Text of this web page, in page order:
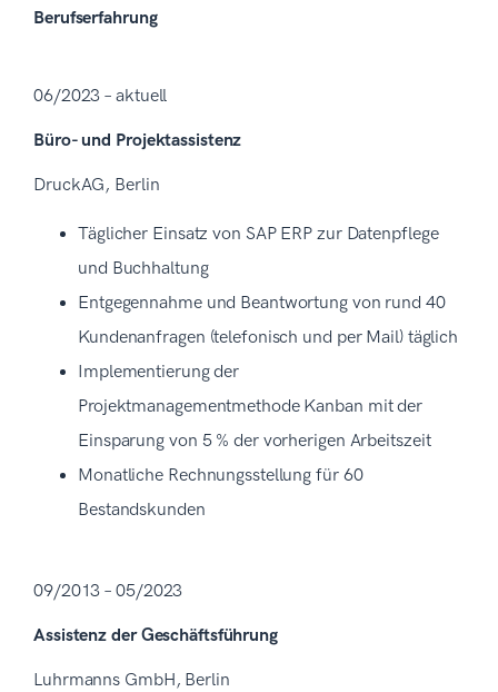
Berufserfahrung
06/2023 – aktuell
Büro- und Projektassistenz
DruckAG, Berlin
Täglicher Einsatz von SAP ERP zur Datenpflege
und Buchhaltung
Entgegennahme und Beantwortung von rund 40
Kundenanfragen (telefonisch und per Mail) täglich
Implementierung der
Projektmanagementmethode Kanban mit der
Einsparung von 5 % der vorherigen Arbeitszeit
Monatliche Rechnungsstellung für 60
Bestandskunden
09/2013 – 05/2023
Assistenz der Geschäftsführung
Luhrmanns GmbH, Berlin